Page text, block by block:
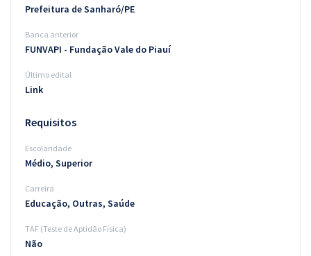
Blog
Aprovados
Atendimento
Prefeitura de Sanharó/PE
Banca anterior
FUNVAPI - Fundação Vale do Piauí
Último edital
Link
Requisitos
Escolaridade
Médio, Superior
Carreira
Educação, Outras, Saúde
TAF (Teste de Aptidão Física)
Não